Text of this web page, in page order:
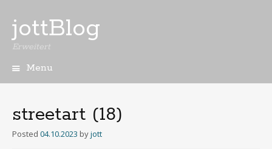
jottBlog
Erweitert
Menu
streetart (18)
Posted 04.10.2023 byjott